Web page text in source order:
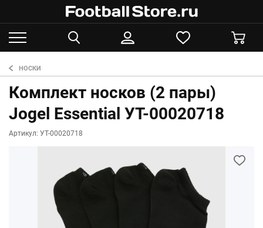
НОСКИ
Комплект носков (2 пары)
Jogel Essential УТ-00020718
Артикул: УТ-00020718